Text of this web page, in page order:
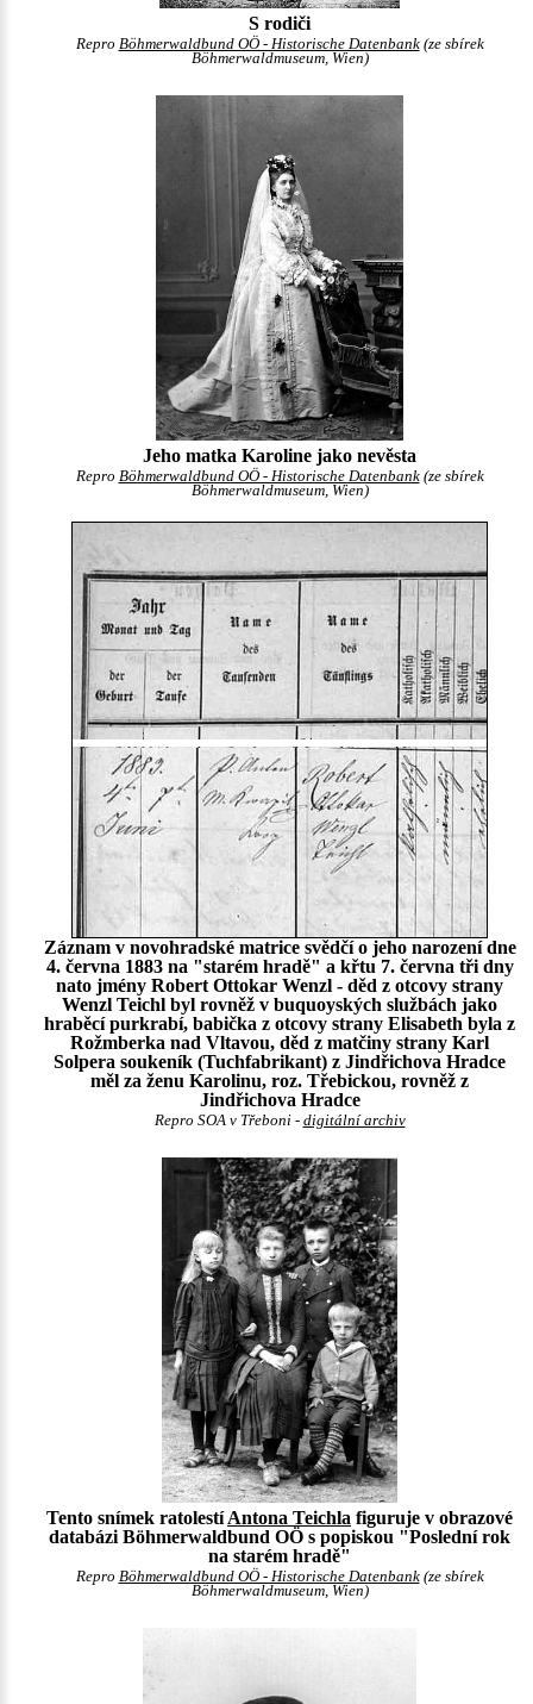
S rodiči
Repro Böhmerwaldbund OÖ - Historische Datenbank(ze sbírek
Böhmerwaldmuseum, Wien)
Jeho matka Karoline jako nevěsta
Repro Böhmerwaldbund OÖ - Historische Datenbank(ze sbírek
Böhmerwaldmuseum, Wien)
Záznam v novohradské matrice svědčí o jeho narození dne
4. června 1883 na "starém hradě" a křtu 7. června tři dny
nato jmény Robert Ottokar Wenzl - děd z otcovy strany
Wenzl Teichl byl rovněž v buquoyských službách jako
hraběcí purkrabí, babička z otcovy strany Elisabeth byla z
Rožmberka nad Vltavou, děd z matčiny strany Karl
Solpera soukeník (Tuchfabrikant) z Jindřichova Hradce
měl za ženu Karolinu, roz. Třebickou, rovněž z
Jindřichova Hradce
Repro SOA v Třeboni - digitální archiv
Tento snímek ratolestíAntona Teichla figuruje v obrazové
databázi Böhmerwaldbund OÖ s popiskou "Poslední rok
na starém hradě"
Repro Böhmerwaldbund OÖ - Historische Datenbank(ze sbírek
Böhmerwaldmuseum, Wien)